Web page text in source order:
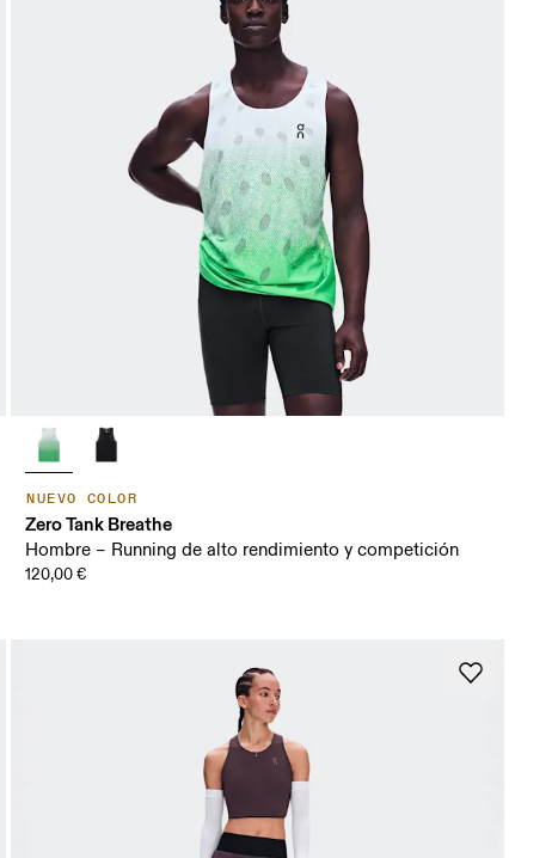
NUEVO COLOR
Zero Tank Breathe
Hombre – Running de alto rendimiento y competición
120,00 €